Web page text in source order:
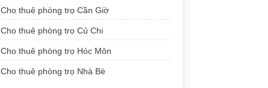
Cho thuê phòng trọ Cần Giờ
Cho thuê phòng trọ Củ Chi
Cho thuê phòng trọ Hóc Môn
Cho thuê phòng trọ Nhà Bè